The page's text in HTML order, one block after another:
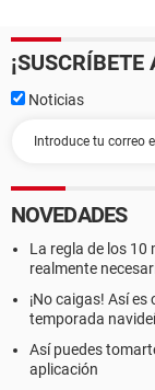
Noticias
NOVEDADES
La regla de los 10
realmente
¡No caigas! Así
temporada
Así puedes
aplicación